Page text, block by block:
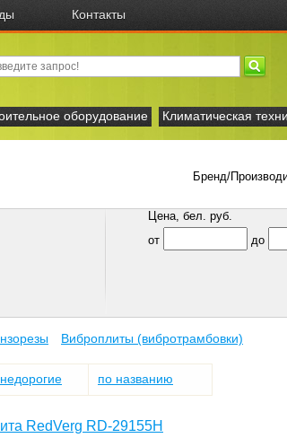
Контакты
оборудование Климатическая
Бренд/
Цена, бел. руб.
от
до
Виброплиты (вибротрамбовки)
недорогие по названию
RedVerg RD-29155H